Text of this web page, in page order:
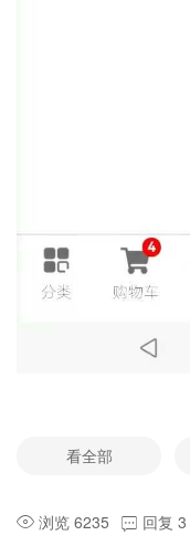
看全部
浏览 6235 回复 3